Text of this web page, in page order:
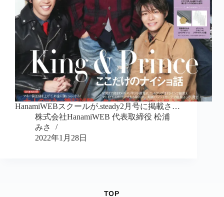
HanamiWEBスクールが.steady2月号に掲載さ…
株式会社HanamiWEB 代表取締役 松浦
みさ
2022年1月28日
TOP